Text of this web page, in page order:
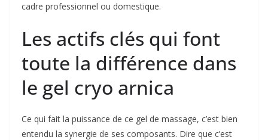
cadre professionnel ou domestique.
Les actifs clés qui font
toute la différence dans
le gel cryo arnica
Ce qui fait la puissance de ce gel de massage, c’est bien
entendu la synergie de ses composants. Dire que c’est